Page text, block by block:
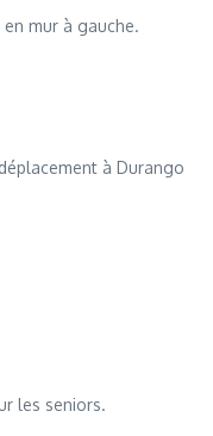
mur à gauche.
à Durango
les seniors.